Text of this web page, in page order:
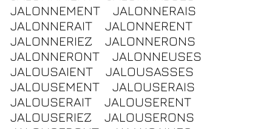
JALONNEMENT
JALONNERAIS
JALONNERAIT
JALONNERENT
JALONNERIEZ
JALONNERONS
JALONNERONT
JALONNEUSES
JALOUSAIENT
JALOUSASSES
JALOUSEMENT
JALOUSERAIS
JALOUSERAIT
JALOUSERENT
JALOUSERIEZ
JALOUSERONS